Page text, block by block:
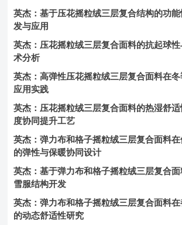
英杰：基于压花摇粒绒三层复合结构的功
发与应用
英杰：压花摇粒绒三层复合面料的抗起球
术分析
英杰：高弹性压花摇粒绒三层复合面料在
应用实践
英杰：压花摇粒绒三层复合面料的热湿舒
度协同提升工艺
英杰：弹力布和格子摇粒绒三层复合面料
的弹性与保暖协同设计
英杰：基于弹力布和格子摇粒绒三层复合
雪服结构开发
英杰：弹力布和格子摇粒绒三层复合面料
的动态舒适性研究